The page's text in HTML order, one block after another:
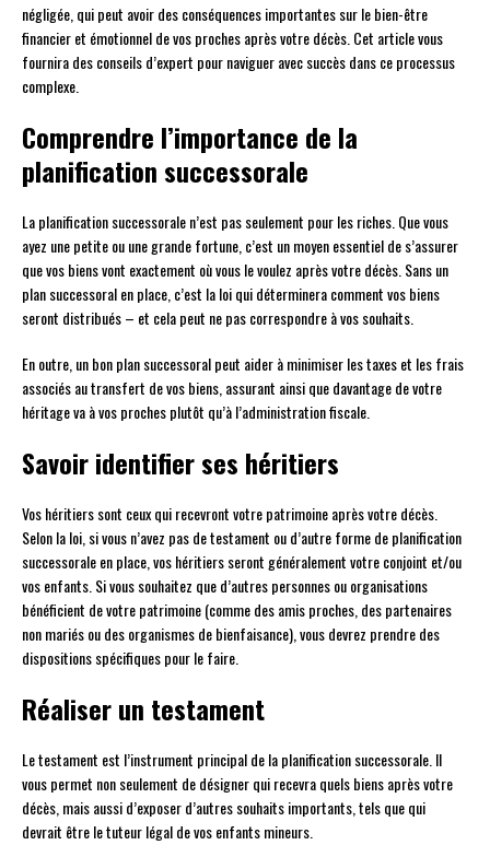
négligée, qui peut avoir des conséquences importantes sur le bien-être
financier et émotionnel de vos proches après votre décès. Cet article vous
fournira des conseils d’expert pour naviguer avec succès dans ce processus
complexe.
Comprendre l’importance de la
planification successorale
La planification successorale n’est pas seulement pour les riches. Que vous
ayez une petite ou une grande fortune, c’est un moyen essentiel de s’assurer
que vos biens vont exactement où vous le voulez après votre décès. Sans un
plan successoral en place, c’est la loi qui déterminera comment vos biens
seront distribués – et cela peut ne pas correspondre à vos souhaits.
En outre, un bon plan successoral peut aider à minimiser les taxes et les frais
associés au transfert de vos biens, assurant ainsi que davantage de votre
héritage va à vos proches plutôt qu’à l’administration fiscale.
Savoir identifier ses héritiers
Vos héritiers sont ceux qui recevront votre patrimoine après votre décès.
Selon la loi, si vous n’avez pas de testament ou d’autre forme de planification
successorale en place, vos héritiers seront généralement votre conjoint et/ou
vos enfants. Si vous souhaitez que d’autres personnes ou organisations
bénéficient de votre patrimoine (comme des amis proches, des partenaires
non mariés ou des organismes de bienfaisance), vous devrez prendre des
dispositions spécifiques pour le faire.
Réaliser un testament
Le testament est l’instrument principal de la planification successorale. Il
vous permet non seulement de désigner qui recevra quels biens après votre
décès, mais aussi d’exposer d’autres souhaits importants, tels que qui
devrait être le tuteur légal de vos enfants mineurs.